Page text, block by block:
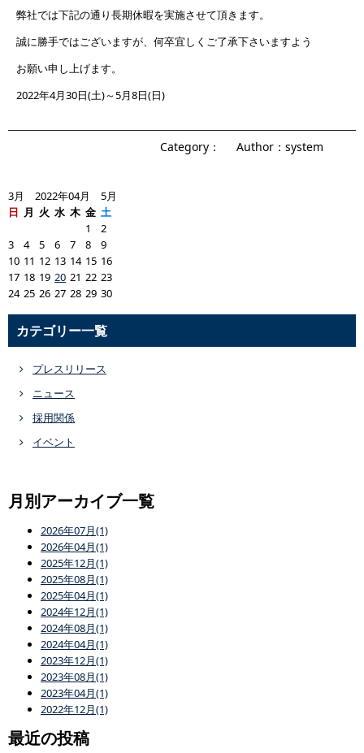
弊社では下記の通り長期休暇を実施させて頂きます。
誠に勝手ではございますが、何卒宜しくご了承下さいますよう
お願い申し上げます。
2022年4月30日(土)～5月8日(日)
Category： Author：system
3月 2022年04月 5月
日 月 火 水 木 金 土
1
2
3
4 5 6 7 8
9
10 11 12 13 14 15 16
17 18 19 20 21 22 23
24 25 26 27 28 29 30
カテゴリー一覧
プレスリリース
ニュース
採用関係
イベント
月別アーカイブ一覧
2026年07月(1)
2026年04月(1)
2025年12月(1)
2025年08月(1)
2025年04月(1)
2024年12月(1)
2024年08月(1)
2024年04月(1)
2023年12月(1)
2023年08月(1)
2023年04月(1)
2022年12月(1)
最近の投稿